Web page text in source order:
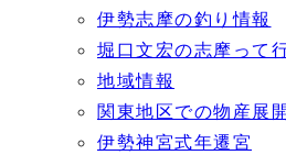
伊勢志摩の釣り情報
堀口文宏の志摩って
地域情報
関東地区での物産展
伊勢神宮式年遷宮